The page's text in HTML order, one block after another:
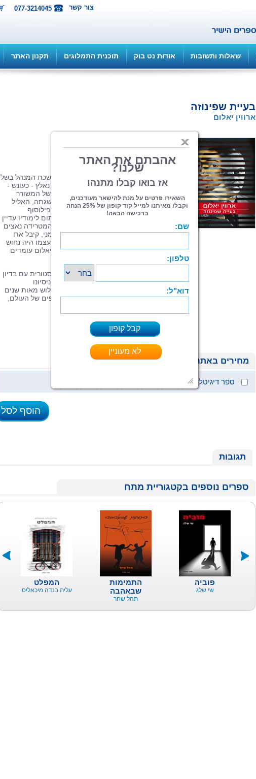
077-3214045 צור קשר
שאלות ותשובות אודות נט בוק תוכנית התמלוגים תקנון האתר
בעיית שפינוזה
ארווין יאלום
כשאלפרד רוזנברג בן השש-עשרה נקרא ללשכת המנהל בשל
התבטאויות גזעניות שלו בבית הספר,
הוא נאלץ - כעונש -
לשנן קטעים על שפינוזה מהאוטוביוגרפיה של המשורר
הגרמני הגדול, גתה. רוזנברג המום לגלות שגתה, האליל
שלו, היה מעריץ נלהב של ברוך שפינוזה, הפילוסוף
בן המאה השבע-עשרה. גם לאחר תום לימודיו עדיין
המטרידה נאצים
רבים: איך ייתכן שגתה, גאון התרבות הגרמני, קיבל את
השראתו מנציג של גזע נחות כל כך, שהוא עצמו היה נחוש
להשמידו? במרכז הרומן החדש של ארווין יאלום עומדים
שני גיבורים, שונים זה מזה בתכלית.
ברומן סוחף ומרחיב דעת המערב אמת היסטורית עם בדיון
מתאר ארווין יאלום, בכוח דמיונו ועל סמך ניסיונו
כפסיכיאטר, את חייהם של שני אנשים ששלוש מאות שנים
מפרידות ביניהם - האחד מגדולי הפילוסופים של העולם,
מחירים באתר
ספר דיגיטלי (ePub)
הוסף לסל
תגובות
ספרים נוספים בקטגוריית מתח
המפלט
עלית בנדה מיכאליס
התמימות
שבאהבה
תהל שחר
פוביה
שי שלג